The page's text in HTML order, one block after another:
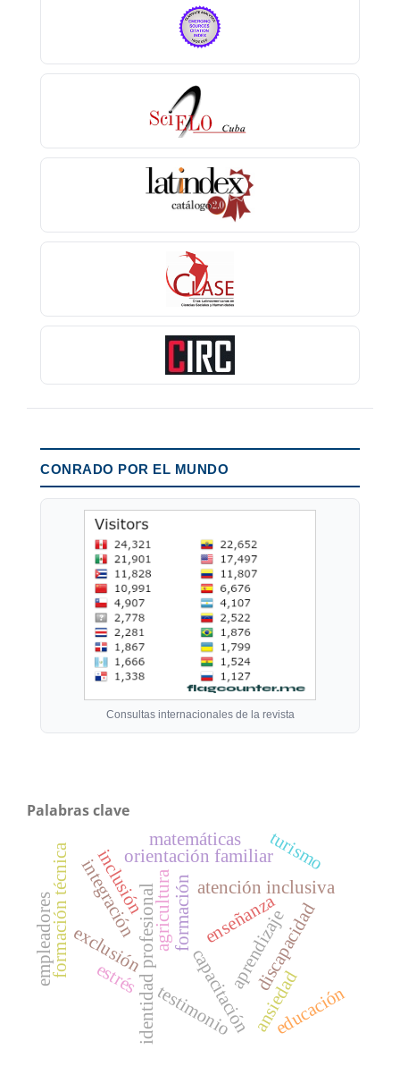
CONRADO POR EL MUNDO
Consultas internacionales de la revista
Palabras clave
formación atención inclusiva
identidad profesional enseñanza
aprendizaje
inclusión
exclusión discapacidad
capacitación
estrés ansiedad
orientación familiar
agricultura
formación técnica turismo
educación
integración
empleadores
matemáticas
testimonio